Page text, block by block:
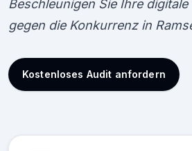
Beschleunigen Sie Ihre
gegen die Konkurrenz in
Kostenloses Audit anfordern